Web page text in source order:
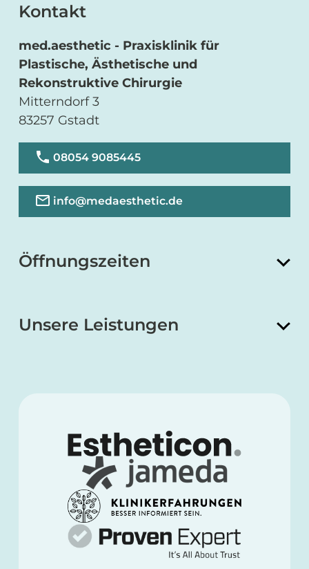
Kontakt
med.aesthetic - Praxisklinik für
Plastische, Ästhetische und
Rekonstruktive Chirurgie
Mitterndorf 3
83257 Gstadt
08054 9085445
info@medaesthetic.de
Öffnungszeiten
Unsere Leistungen
Lidstraffung
Faltenunterspritzung
Lippen aufspritzen
Fadenlifting